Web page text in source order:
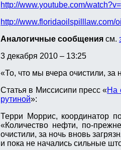
http://www.youtube.com/
http://www.floridaoilspilllaw.com/
Аналогичные сообщения см.
3 декабря 2010 – 13:25
«То, что мы вчера очистили, за
Статья в Миссисипи пресс «На
рутиной»:
Терри Моррис, координатор
«Количество нефти, по-
очистили, за ночь вновь
и пока не начались сильные